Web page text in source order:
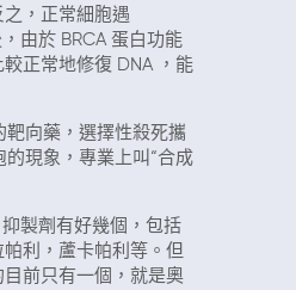
，正常細胞遇
由於 BRCA 蛋白功能
正常地修復 DNA
，能
靶向藥，選擇性殺死攜
的現象，專業上叫“合成
抑製劑有好幾個，包括
帕利，蘆卡帕利等。但
前只有一個，就是奧